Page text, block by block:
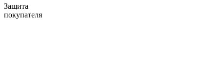
Защита
покупателя